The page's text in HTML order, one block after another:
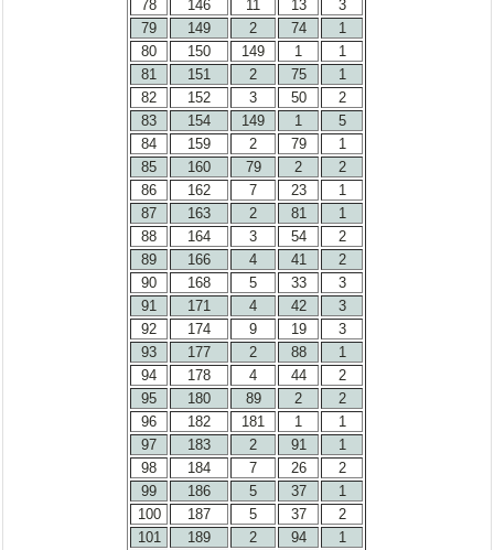
78 146 11 13
3
79
149 2 74
1
80
150 149 1
1
81
151 2 75
1
82
152 3 50
2
83
154 149 1
5
84
159 2 79
1
85
160 79 2
2
86
162 7 23
1
87
163 2 81
1
88
164 3 54
2
89
166 4 41
2
90
168 5 33
3
91
171 4 42
3
92
174 9 19
3
93
177 2 88
1
94
178 4 44
2
95
180 89 2
2
96
182 181 1
1
97
183 2 91
1
98
184 7 26
2
99
186 5 37
1
100
187 5 37
2
101
189 2 94
1